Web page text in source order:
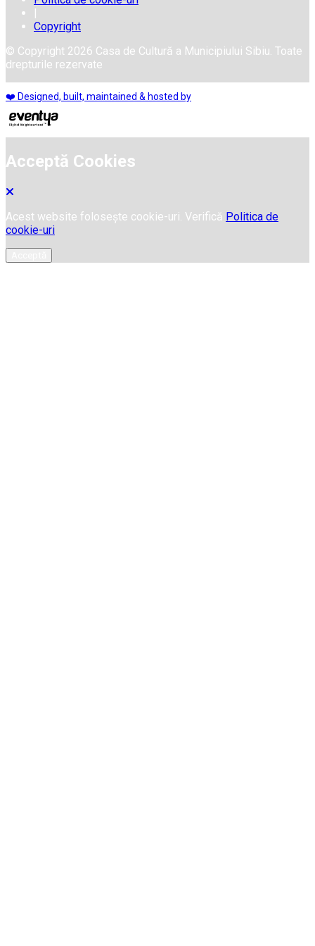
|
Copyright
© Copyright 2026 Casa de Cultură a Municipiului Sibiu. Toate
drepturile rezervate
❤️ Designed, built, maintained & hosted by
Acceptă Cookies
Acest website folosește cookie-uri. Verifică Politica de
cookie-uri